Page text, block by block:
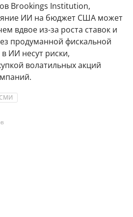
Brookings Institution,
ИИ на бюджет США может
вдвое из-за роста ставок и
продуманной фискальной
ИИ несут риски,
волатильных акций